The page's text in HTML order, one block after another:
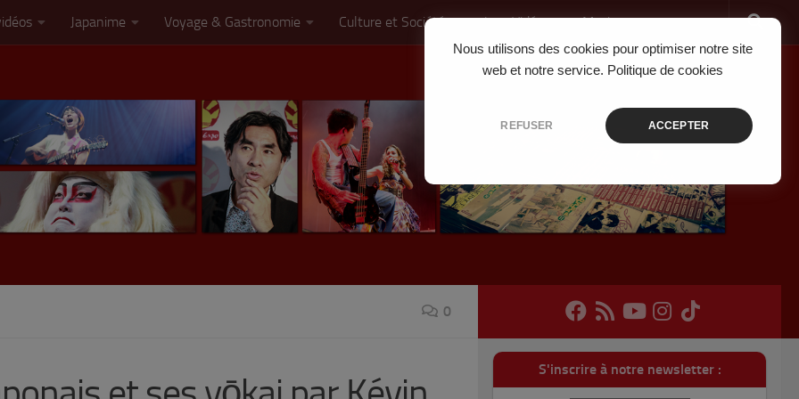
Nous utilisons des cookies pour optimiser notre site
web et notre service. Politique de cookies
REFUSER ACCEPTER
Japanime Voyage & Gastronomie Culture et Société Jeux Vidéo Musique
0
S'inscrire à notre newsletter :